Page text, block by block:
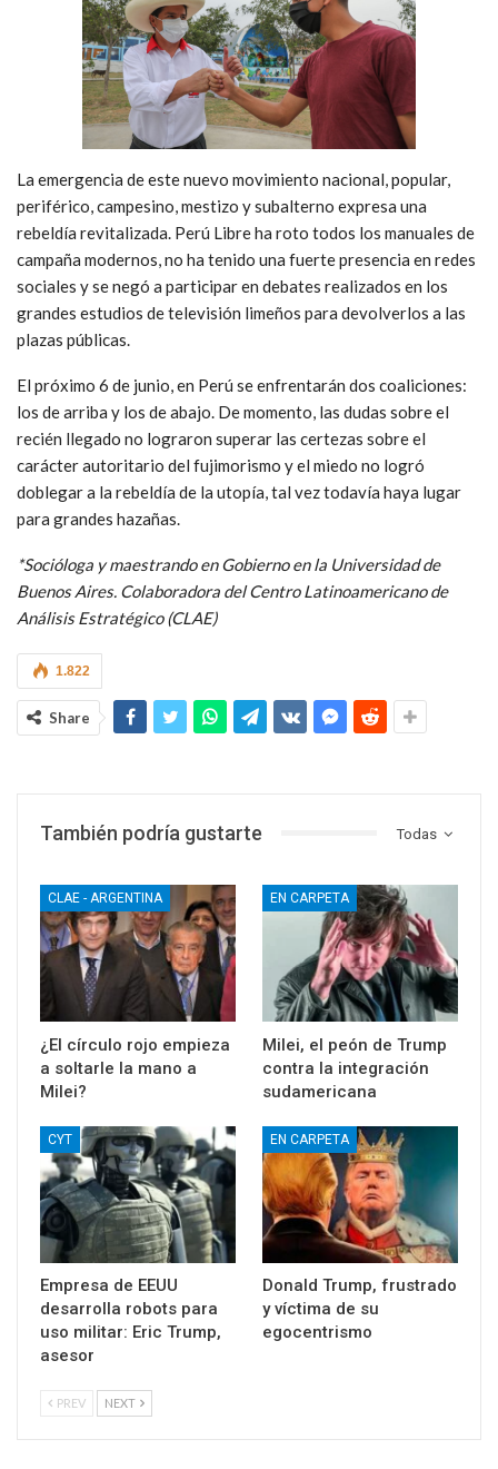
La emergencia de este nuevo movimiento nacional, popular,
periférico, campesino, mestizo y subalterno expresa una
rebeldía revitalizada. Perú Libre ha roto todos los manuales de
campaña modernos, no ha tenido una fuerte presencia en redes
sociales y se negó a participar en debates realizados en los
grandes estudios de televisión limeños para devolverlos a las
plazas públicas.
El próximo 6 de junio, en Perú se enfrentarán dos coaliciones:
los de arriba y los de abajo. De momento, las dudas sobre el
recién llegado no lograron superar las certezas sobre el
carácter autoritario del fujimorismo y el miedo no logró
doblegar a la rebeldía de la utopía, tal vez todavía haya lugar
para grandes hazañas.
*Socióloga y maestrando en Gobierno en la Universidad de
Buenos Aires. Colaboradora del Centro Latinoamericano de
Análisis Estratégico (CLAE)
1.822
Share
Todas
También podría gustarte
CLAE - ARGENTINA
¿El círculo rojo empieza
a soltarle la mano a
Milei?
EN CARPETA
Milei, el peón de Trump
contra la integración
sudamericana
CYT
Empresa de EEUU
desarrolla robots para
uso militar: Eric Trump,
asesor
EN CARPETA
Donald Trump, frustrado
y víctima de su
egocentrismo
PREV NEXT